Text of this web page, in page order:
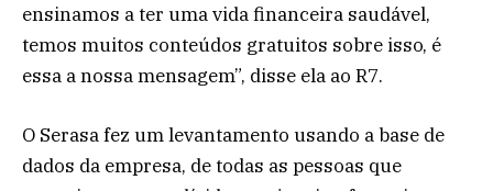
ensinamos a ter uma vida financeira saudável,
temos muitos conteúdos gratuitos sobre isso, é
essa a nossa mensagem”, disse ela ao R7.
O Serasa fez um levantamento usando a base de
dados da empresa, de todas as pessoas que